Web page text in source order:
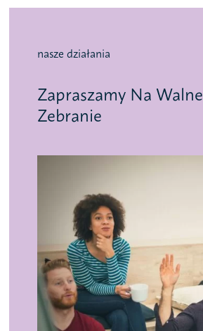
nasze działania
Zapraszamy Na Walne
Zebranie